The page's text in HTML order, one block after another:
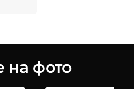
на фото